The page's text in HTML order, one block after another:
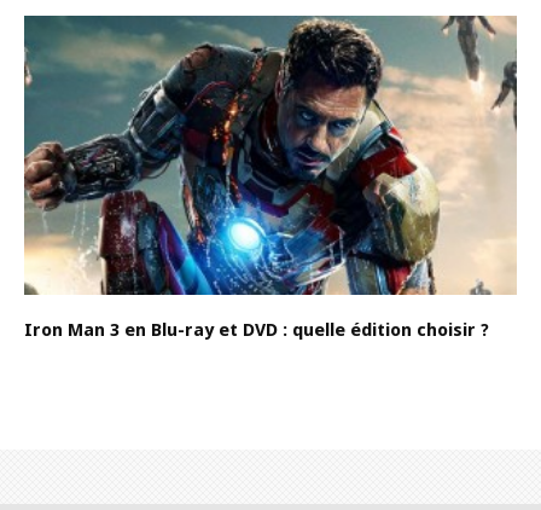
Iron Man 3 en Blu-ray et DVD : quelle édition choisir ?